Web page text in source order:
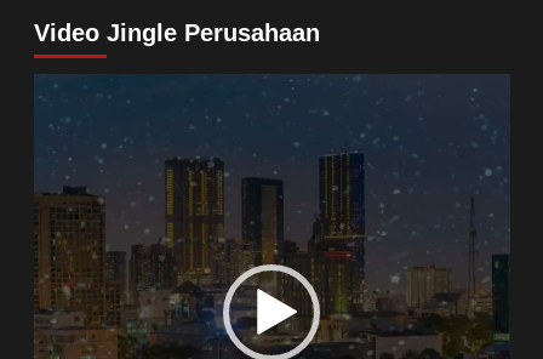
Video Jingle Perusahaan
Video
Player